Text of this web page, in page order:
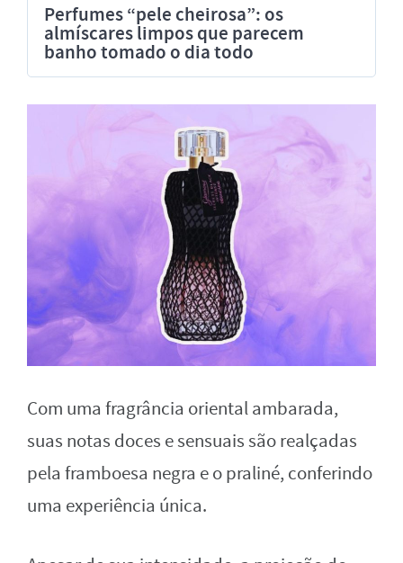
Perfumes “pele cheirosa”: os
almíscares limpos que parecem
banho tomado o dia todo
Com uma fragrância oriental ambarada,
suas notas doces e sensuais são realçadas
pela framboesa negra e o praliné, conferindo
uma experiência única.